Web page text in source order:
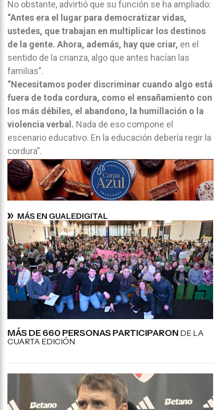
No obstante, advirtió que su función se ha ampliado:
“Antes era el lugar para democratizar vidas,
ustedes, que trabajan en multiplicar los destinos
de la gente. Ahora, además, hay que criar, en el
sentido de la crianza, algo que antes hacían las
familias”.
“Necesitamos poder discriminar cuando algo está
fuera de toda cordura, como el ensañamiento con
los más débiles, el abandono, la humillación o la
violencia verbal. Nada de eso compone el
escenario educativo. En la educación debería regir la
cordura”.
MÁS EN GUALEDIGITAL
MÁS DE 660 PERSONAS PARTICIPARON DE LA
CUARTA EDICIÓN